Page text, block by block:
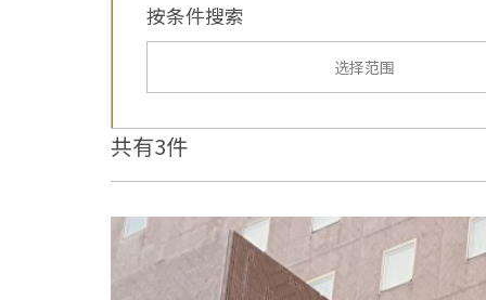
按条件搜索
选择范围
共有3件
more